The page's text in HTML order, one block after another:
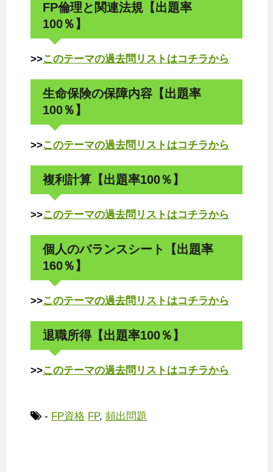
FP倫理と関連法規【出題率
100％】
>>このテーマの過去問リストはコチラから
生命保険の保障内容【出題率
100％】
>>このテーマの過去問リストはコチラから
複利計算【出題率100％】
>>このテーマの過去問リストはコチラから
個人のバランスシート【出題率
160％】
>>このテーマの過去問リストはコチラから
退職所得【出題率100％】
>>このテーマの過去問リストはコチラから
- FP資格 FP, 頻出問題